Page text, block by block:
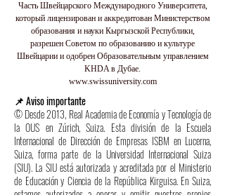
Часть Швейцарского Международного Университета,
который лицензирован и аккредитован Министерством
образования и науки Кыргызской Республики,
разрешен Советом по образованию и культуре
Швейцарии и одобрен Образовательным управлением
KHDA в Дубае.
www.swissuniversity.com
📌 Aviso importante
© Desde 2013, Real Academia de Economía y Tecnología de
la OUS en Zúrich, Suiza. Esta división de la Escuela
Internacional de Dirección de Empresas ISBM en Lucerna,
Suiza, forma parte de la Universidad Internacional Suiza
(SIU). La SIU está autorizada y acreditada por el Ministerio
de Educación y Ciencia de la República Kirguisa. En Suiza,